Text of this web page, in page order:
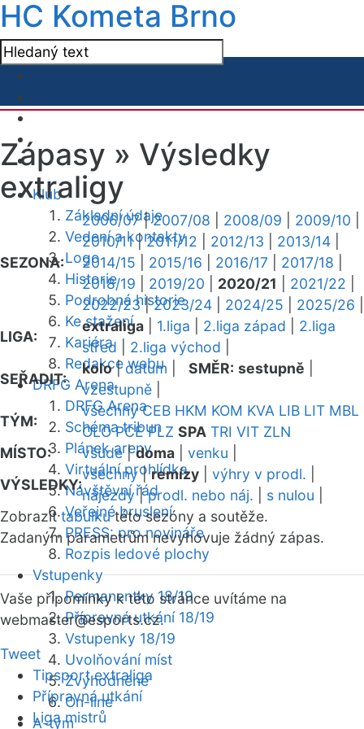
HC Kometa Brno
Klub
Základní údaje
Vedení a kontakty
Logo
Historie
Podrobná historie
Ke stažení
Kariéra
Redakce webu
DRFG Arena
DRFG Arena
Schéma tribun
Plánek areny
Virtuální prohlídka
Návštěvní řád
Veřejné bruslení
PRESS: pro novináře
Rozpis ledové plochy
Vstupenky
Permanentky 18/19
Přípravná utkání 18/19
Vstupenky 18/19
Uvolňování míst
Zvýhodněné
On-line
A-tým
Zápasy » Výsledky
extraligy
SEZONA:
2006/07|2007/08 2008/09 2009/10
2010/11|2011/12 2012/13 2013/14
2014/15
2015/16 2016/17 2017/18
2018/19
2019/20 2020/21 2021/22
2022/23|2023/24 2024/25 2025/26
LIGA:
extraliga 1.liga 2.liga západ
2.liga
střed
2.liga východ
SEŘADIT:
kolo|datum SMĚR: sestupně
vzestupně
TÝM:
všechny CEB HKM KOM KVA LIB LIT MBL
OLO PCE PLZ SPA TRI VIT ZLN
MÍSTO:
všude|doma venku
VÝSLEDKY:
všechny|remízy výhry v prodl.
nájezdy|prodl. nebo náj. s nulou
Zobrazittabulkutéto sezóny a soutěže.
Zadaným parametrům nevyhovuje žádný zápas.
Vaše připomínky k této stránce uvítáme na
webmaster@esports.cz.
Tweet
Tipsport extraliga
Přípravná utkání
Liga mistrů